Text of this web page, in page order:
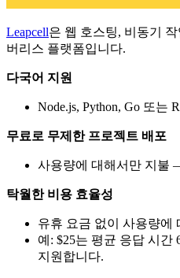
Leapcell은 웹 호스팅, 비동기
버리스 플랫폼입니다.
다국어 지원
Node.js, Python, Go 또는
무료로 무제한 프로젝트 배포
사용량에 대해서만 지불
탁월한 비용 효율성
유휴 요금 없이 사용량에
예: $25는 평균 응답 시간
지원합니다.